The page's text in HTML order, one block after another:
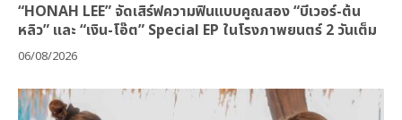
“HONAH LEE” จัดเสิร์ฟความฟินแบบคูณสอง “บีเวอร์-ต้น
หลิว” และ “เงิน-โอ๊ต” Special EP ในโรงภาพยนตร์ 2 วันเต็ม
06/08/2026